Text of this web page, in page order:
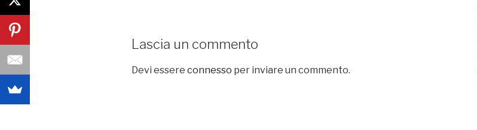
Lascia un commento
Devi essere connesso per inviare un commento.